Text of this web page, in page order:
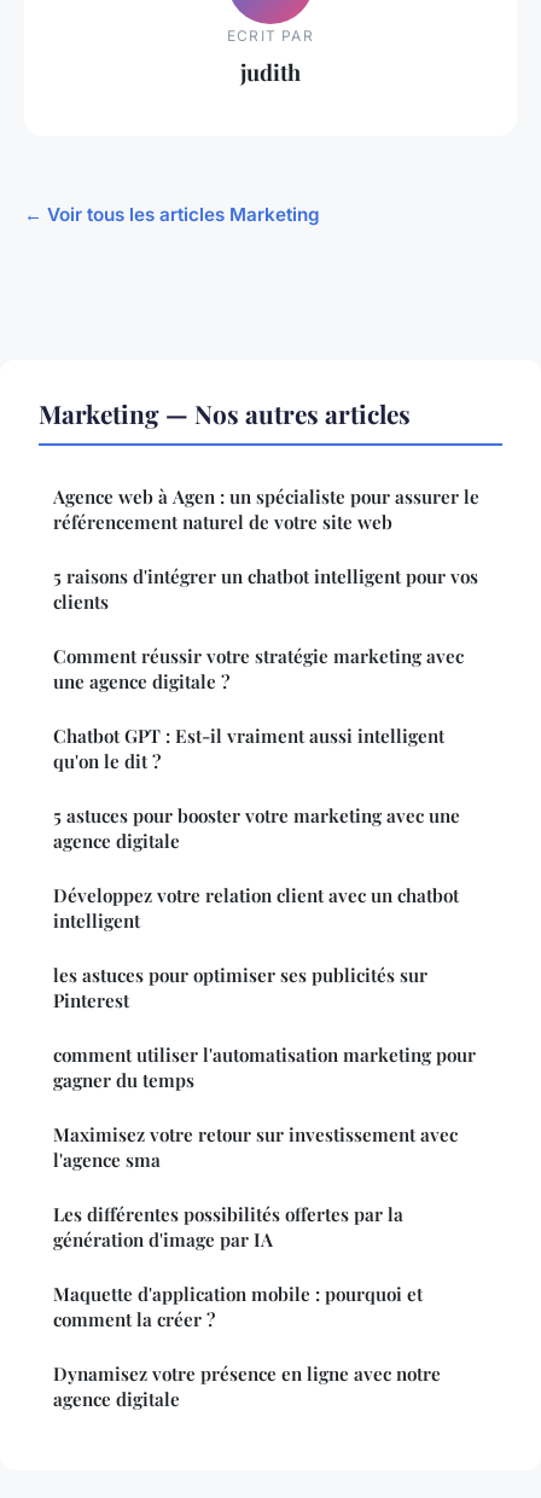
ECRIT PAR
judith
← Voir tous les articles Marketing
Marketing — Nos autres articles
Agence web à Agen : un spécialiste pour assurer le
référencement naturel de votre site web
5 raisons d'intégrer un chatbot intelligent pour vos
clients
Comment réussir votre stratégie marketing avec
une agence digitale ?
Chatbot GPT : Est-il vraiment aussi intelligent
qu'on le dit ?
5 astuces pour booster votre marketing avec une
agence digitale
Développez votre relation client avec un chatbot
intelligent
les astuces pour optimiser ses publicités sur
Pinterest
comment utiliser l'automatisation marketing pour
gagner du temps
Maximisez votre retour sur investissement avec
l'agence sma
Les différentes possibilités offertes par la
génération d'image par IA
Maquette d'application mobile : pourquoi et
comment la créer ?
Dynamisez votre présence en ligne avec notre
agence digitale